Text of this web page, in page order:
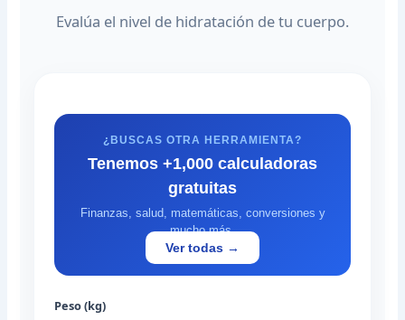
Evalúa el nivel de hidratación de tu cuerpo.
¿BUSCAS OTRA HERRAMIENTA?
Tenemos +1,000 calculadoras
gratuitas
Finanzas, salud, matemáticas, conversiones y
mucho más.
Ver todas →
Peso (kg)